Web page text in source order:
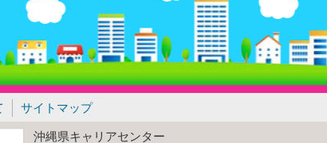
サイトマップ
沖縄県キャリアセンター